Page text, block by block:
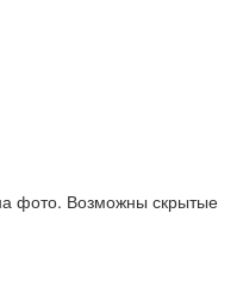
фото. Возможны скрытые